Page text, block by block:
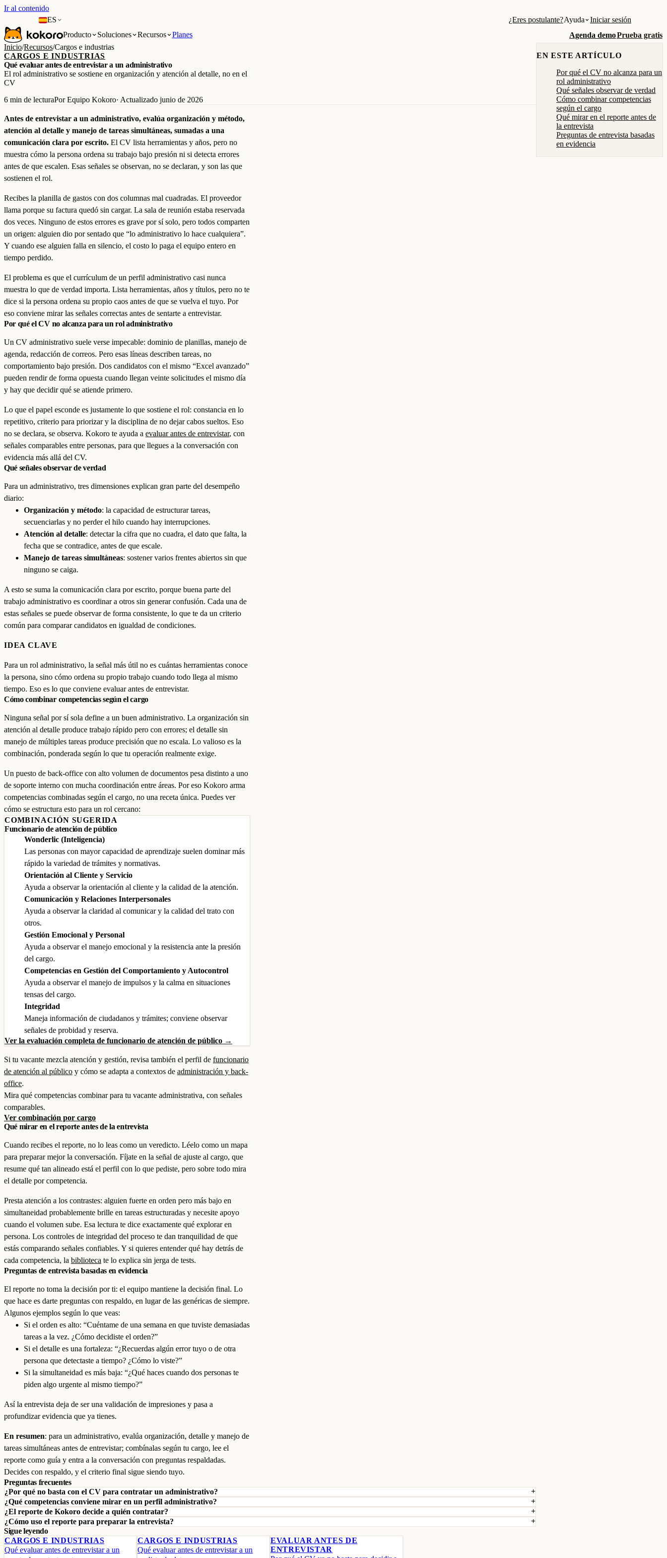
Ir al contenido
ES
¿Eres postulante?Ayuda
Iniciar sesión
Producto
Soluciones Recursos Planes Agenda demoPrueba gratis
Inicio/Recursos/Cargos e industrias
CARGOS E INDUSTRIAS
Qué evaluar antes de entrevistar a un administrativo
El rol administrativo se sostiene en organización y atención al detalle, no en el
CV
6 min de lecturaPor Equipo Kokoro· Actualizado junio de 2026
Antes de entrevistar a un administrativo, evalúa organización y método,
atención al detalle y manejo de tareas simultáneas, sumadas a una
comunicación clara por escrito. El CV lista herramientas y años, pero no
muestra cómo la persona ordena su trabajo bajo presión ni si detecta errores
antes de que escalen. Esas señales se observan, no se declaran, y son las que
sostienen el rol.
Recibes la planilla de gastos con dos columnas mal cuadradas. El proveedor
llama porque su factura quedó sin cargar. La sala de reunión estaba reservada
dos veces. Ninguno de estos errores es grave por sí solo, pero todos comparten
un origen: alguien dio por sentado que “lo administrativo lo hace cualquiera”.
Y cuando ese alguien falla en silencio, el costo lo paga el equipo entero en
tiempo perdido.
El problema es que el currículum de un perfil administrativo casi nunca
muestra lo que de verdad importa. Lista herramientas, años y títulos, pero no te
dice si la persona ordena su propio caos antes de que se vuelva el tuyo. Por
eso conviene mirar las señales correctas antes de sentarte a entrevistar.
Por qué el CV no alcanza para un rol administrativo
Un CV administrativo suele verse impecable: dominio de planillas, manejo de
agenda, redacción de correos. Pero esas líneas describen tareas, no
comportamiento bajo presión. Dos candidatos con el mismo “Excel avanzado”
pueden rendir de forma opuesta cuando llegan veinte solicitudes el mismo día
y hay que decidir qué se atiende primero.
Lo que el papel esconde es justamente lo que sostiene el rol: constancia en lo
repetitivo, criterio para priorizar y la disciplina de no dejar cabos sueltos. Eso
no se declara, se observa. Kokoro te ayuda a evaluar antes de entrevistar, con
señales comparables entre personas, para que llegues a la conversación con
evidencia más allá del CV.
Qué señales observar de verdad
Para un administrativo, tres dimensiones explican gran parte del desempeño
diario:
Organización y método: la capacidad de estructurar tareas,
secuenciarlas y no perder el hilo cuando hay interrupciones.
Atención al detalle: detectar la cifra que no cuadra, el dato que falta, la
fecha que se contradice, antes de que escale.
Manejo de tareas simultáneas: sostener varios frentes abiertos sin que
ninguno se caiga.
A esto se suma la comunicación clara por escrito, porque buena parte del
trabajo administrativo es coordinar a otros sin generar confusión. Cada una de
estas señales se puede observar de forma consistente, lo que te da un criterio
común para comparar candidatos en igualdad de condiciones.
IDEA CLAVE
Para un rol administrativo, la señal más útil no es cuántas herramientas conoce
la persona, sino cómo ordena su propio trabajo cuando todo llega al mismo
tiempo. Eso es lo que conviene evaluar antes de entrevistar.
Cómo combinar competencias según el cargo
Ninguna señal por sí sola define a un buen administrativo. La organización sin
atención al detalle produce trabajo rápido pero con errores; el detalle sin
manejo de múltiples tareas produce precisión que no escala. Lo valioso es la
combinación, ponderada según lo que tu operación realmente exige.
Un puesto de back-office con alto volumen de documentos pesa distinto a uno
de soporte interno con mucha coordinación entre áreas. Por eso Kokoro arma
competencias combinadas según el cargo, no una receta única. Puedes ver
cómo se estructura esto para un rol cercano:
COMBINACIÓN SUGERIDA
Funcionario de atención de público
Wonderlic (Inteligencia)
Las personas con mayor capacidad de aprendizaje suelen dominar más
rápido la variedad de trámites y normativas.
Orientación al Cliente y Servicio
Ayuda a observar la orientación al cliente y la calidad de la atención.
Comunicación y Relaciones Interpersonales
Ayuda a observar la claridad al comunicar y la calidad del trato con
otros.
Gestión Emocional y Personal
Ayuda a observar el manejo emocional y la resistencia ante la presión
del cargo.
Competencias en Gestión del Comportamiento y Autocontrol
Ayuda a observar el manejo de impulsos y la calma en situaciones
tensas del cargo.
Integridad
Maneja información de ciudadanos y trámites; conviene observar
señales de probidad y reserva.
Ver la evaluación completa de funcionario de atención de público →
Si tu vacante mezcla atención y gestión, revisa también el perfil de funcionario
de atención al público y cómo se adapta a contextos de administración y back-
office.
Mira qué competencias combinar para tu vacante administrativa, con señales
comparables.
Ver combinación por cargo
Qué mirar en el reporte antes de la entrevista
Cuando recibes el reporte, no lo leas como un veredicto. Léelo como un mapa
para preparar mejor la conversación. Fíjate en la señal de ajuste al cargo, que
resume qué tan alineado está el perfil con lo que pediste, pero sobre todo mira
el detalle por competencia.
Presta atención a los contrastes: alguien fuerte en orden pero más bajo en
simultaneidad probablemente brille en tareas estructuradas y necesite apoyo
cuando el volumen sube. Esa lectura te dice exactamente qué explorar en
persona. Los controles de integridad del proceso te dan tranquilidad de que
estás comparando señales confiables. Y si quieres entender qué hay detrás de
cada competencia, la biblioteca te lo explica sin jerga de tests.
Preguntas de entrevista basadas en evidencia
El reporte no toma la decisión por ti: el equipo mantiene la decisión final. Lo
que hace es darte preguntas con respaldo, en lugar de las genéricas de siempre.
Algunos ejemplos según lo que veas:
Si el orden es alto: “Cuéntame de una semana en que tuviste demasiadas
tareas a la vez. ¿Cómo decidiste el orden?”
Si el detalle es una fortaleza: “¿Recuerdas algún error tuyo o de otra
persona que detectaste a tiempo? ¿Cómo lo viste?”
Si la simultaneidad es más baja: “¿Qué haces cuando dos personas te
piden algo urgente al mismo tiempo?”
Así la entrevista deja de ser una validación de impresiones y pasa a
profundizar evidencia que ya tienes.
En resumen: para un administrativo, evalúa organización, detalle y manejo de
tareas simultáneas antes de entrevistar; combínalas según tu cargo, lee el
reporte como guía y entra a la conversación con preguntas respaldadas.
Decides con respaldo, y el criterio final sigue siendo tuyo.
Preguntas frecuentes
¿Por qué no basta con el CV para contratar un administrativo?
¿Qué competencias conviene mirar en un perfil administrativo?
¿El reporte de Kokoro decide a quién contratar?
¿Cómo uso el reporte para preparar la entrevista?
Sigue leyendo
CARGOS E INDUSTRIAS
Qué evaluar antes de entrevistar a un
CARGOS E INDUSTRIAS
Qué evaluar antes de entrevistar a un
EVALUAR ANTES DE
ENTREVISTAR
EN ESTE ARTÍCULO
Por qué el CV no alcanza para un
rol administrativo
Qué señales observar de verdad
Cómo combinar competencias
según el cargo
Qué mirar en el reporte antes de
la entrevista
Preguntas de entrevista basadas
en evidencia